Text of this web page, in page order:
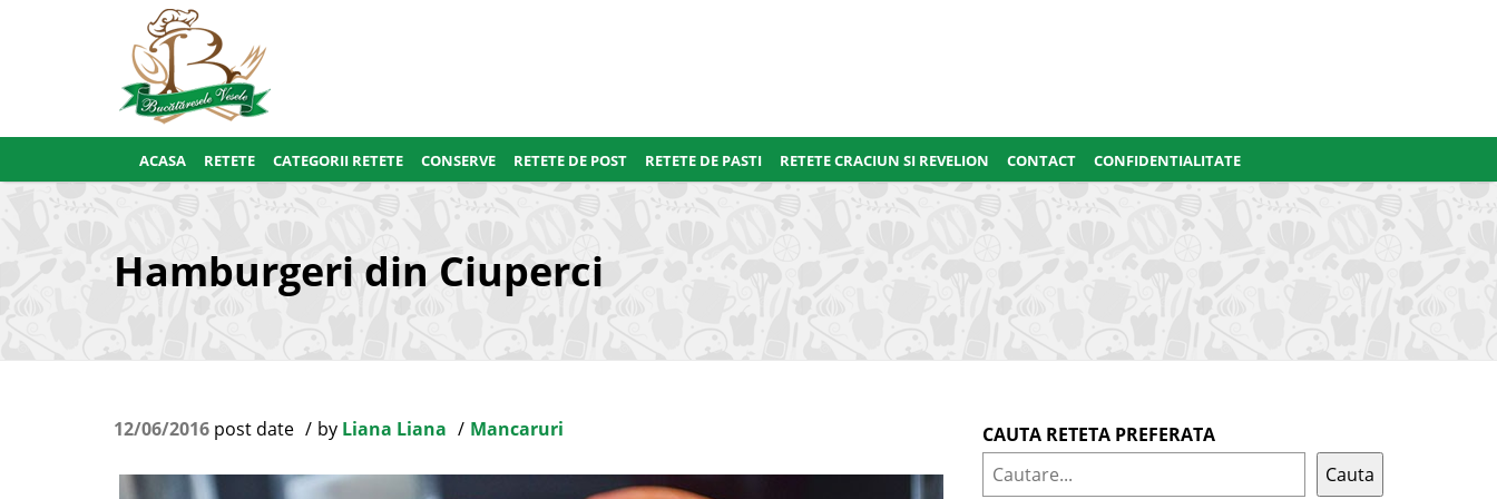
ACASA RETETE CATEGORII RETETE CONSERVE RETETE DE POST RETETE DE PASTI RETETE CRACIUN SI REVELION CONTACT CONFIDENTIALITATE
Hamburgeri din Ciuperci
12/06/2016 post date by Liana Liana Mancaruri
CAUTA RETETA PREFERATA
Cauta